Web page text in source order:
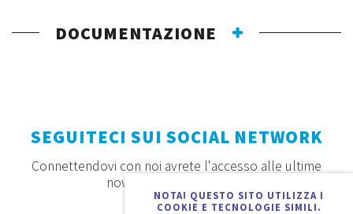
DOCUMENTAZIONE
NOTA! QUESTO SITO UTILIZZA I
COOKIE E TECNOLOGIE SIMILI.
SEGUITECI SUI SOCIAL NETWORK
Connettendovi con noi avrete l'accesso alle ultime
novità, offerte e prodotti